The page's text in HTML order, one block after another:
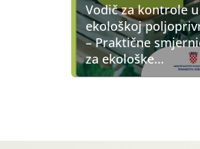
Vodič za kontrole u
ekološkoj
– Praktične
za ekološke
poljoprivredne